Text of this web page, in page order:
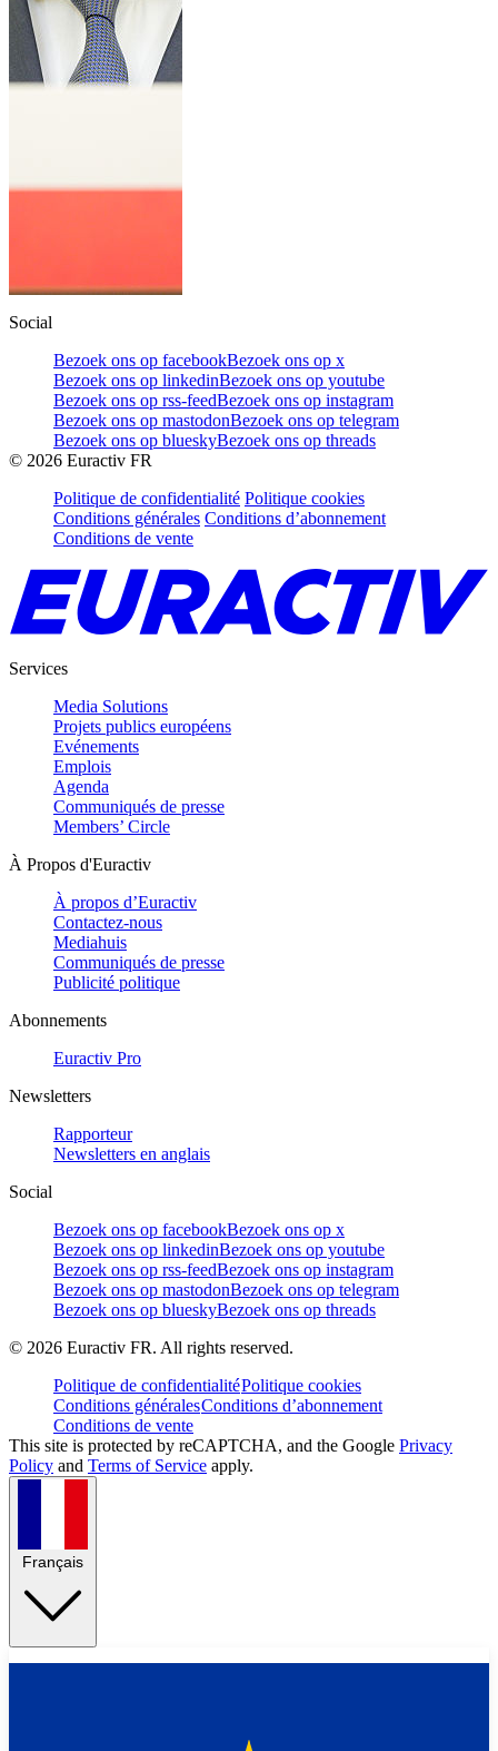
Social
Bezoek ons op facebookBezoek ons op x
Bezoek ons op linkedinBezoek ons op youtube
Bezoek ons op rss-feedBezoek ons op instagram
Bezoek ons op mastodonBezoek ons op telegram
Bezoek ons op blueskyBezoek ons op threads
© 2026 Euractiv FR
Politique de confidentialité Politique cookies
Conditions générales Conditions d’abonnement
Conditions de vente
Services
Media Solutions
Projets publics européens
Evénements
Emplois
Agenda
Communiqués de presse
Members’ Circle
À Propos d'Euractiv
À propos d’Euractiv
Contactez-nous
Mediahuis
Communiqués de presse
Publicité politique
Abonnements
Euractiv Pro
Newsletters
Rapporteur
Newsletters en anglais
Social
Bezoek ons op facebookBezoek ons op x
Bezoek ons op linkedinBezoek ons op youtube
Bezoek ons op rss-feedBezoek ons op instagram
Bezoek ons op mastodonBezoek ons op telegram
Bezoek ons op blueskyBezoek ons op threads
© 2026 Euractiv FR. All rights reserved.
Politique de confidentialitéPolitique cookies
Conditions généralesConditions d’abonnement
Conditions de vente
This site is protected by reCAPTCHA, and the Google Privacy
Policy and Terms of Service apply.
Français